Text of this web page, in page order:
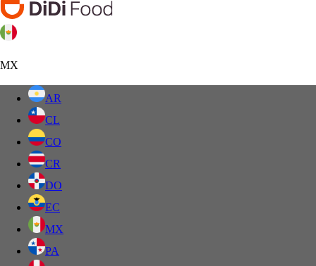
MX
AR
CL
CO
CR
DO
EC
MX
PA